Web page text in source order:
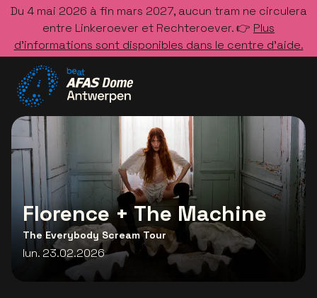
Du 4 mai 2026 à fin mars 2027, aucun tram ne circulera
entre Linkeroever et Rechteroever. 👉 Plus
d’informations sont disponibles dans le centre d’aide.
Allez à la page d'accueil
Florence + The Machine
The Everybody Scream Tour
lun. 23.02.2026